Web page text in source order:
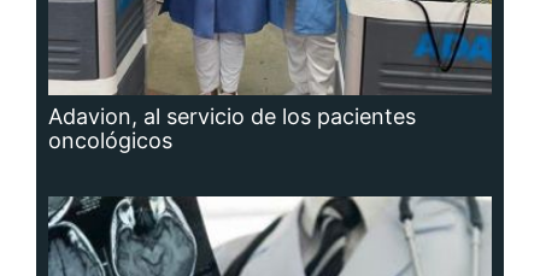
Adavion, al servicio de los pacientes
oncológicos